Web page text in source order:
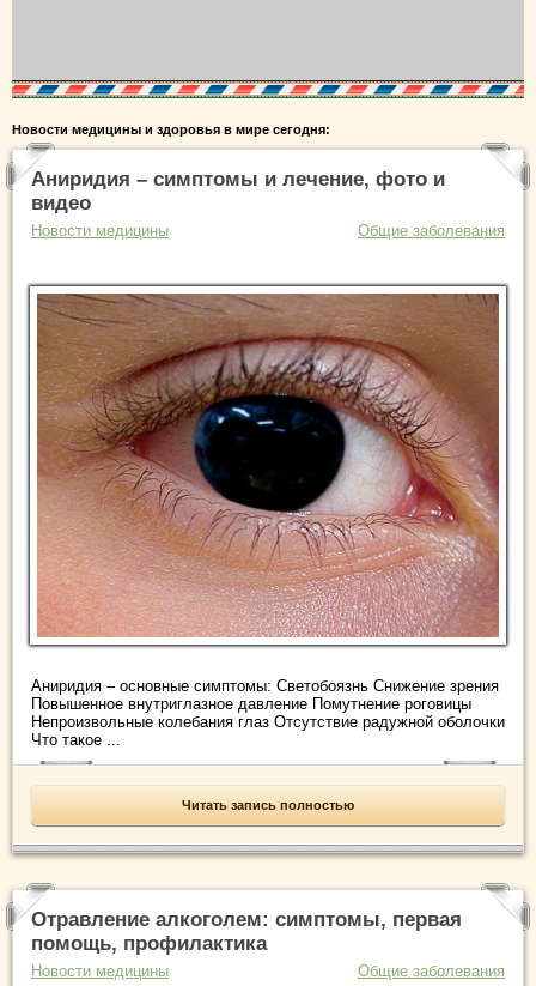
Новости медицины и здоровья в мире сегодня:
Аниридия – симптомы и лечение, фото и
видео
Новости медицины Общие заболевания
Аниридия – основные симптомы: Светобоязнь Снижение зрения
Повышенное внутриглазное давление Помутнение роговицы
Непроизвольные колебания глаз Отсутствие радужной оболочки
Что такое ...
Читать запись полностью
Отравление алкоголем: симптомы, первая
помощь, профилактика
Новости медицины Общие заболевания